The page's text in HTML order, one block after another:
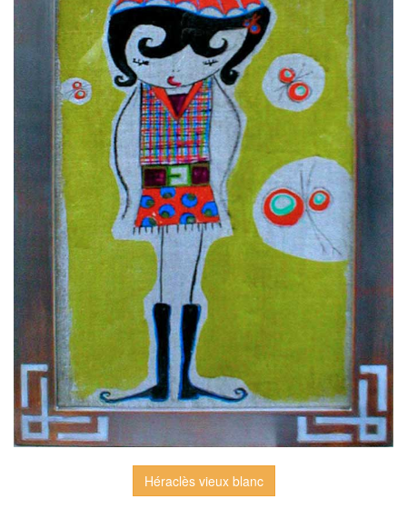
Héraclès vieux blanc